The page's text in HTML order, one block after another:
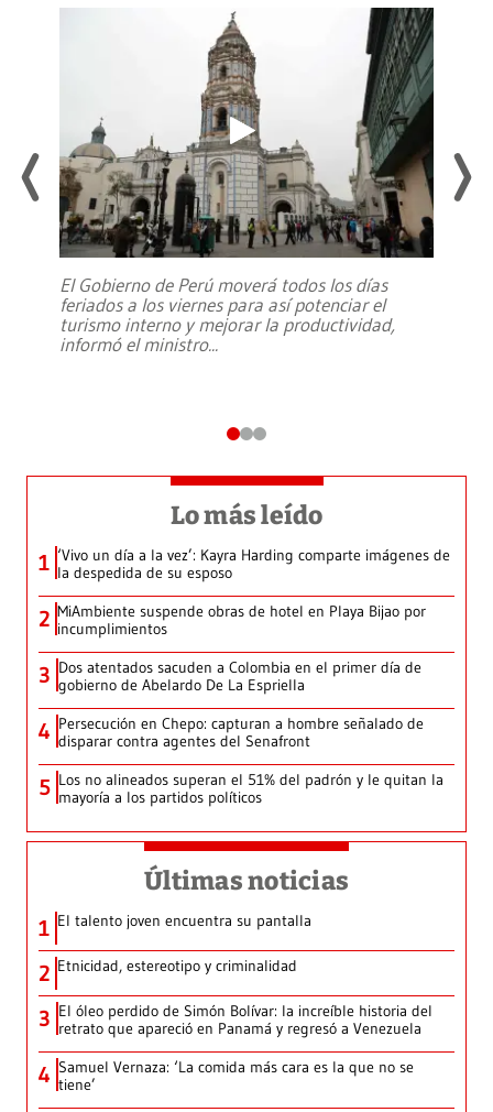
El Gobierno de Perú moverá todos los días
feriados a los viernes para así potenciar el
turismo interno y mejorar la productividad,
informó el ministro...
Lo más leído
1 ‘Vivo un día a la vez’: Kayra Harding comparte imágenes de
la despedida de su esposo
2 MiAmbiente suspende obras de hotel en Playa Bijao por
incumplimientos
3 Dos atentados sacuden a Colombia en el primer día de
gobierno de Abelardo De La Espriella
4 Persecución en Chepo: capturan a hombre señalado de
disparar contra agentes del Senafront
5 Los no alineados superan el 51% del padrón y le quitan la
mayoría a los partidos políticos
Últimas noticias
1 El talento joven encuentra su pantalla​
2 Etnicidad, estereotipo y criminalidad
3 El óleo perdido de Simón Bolívar: la increíble historia del
retrato que apareció en Panamá y regresó a Venezuela
4 Samuel Vernaza: ‘La comida más cara es la que no se
tiene’